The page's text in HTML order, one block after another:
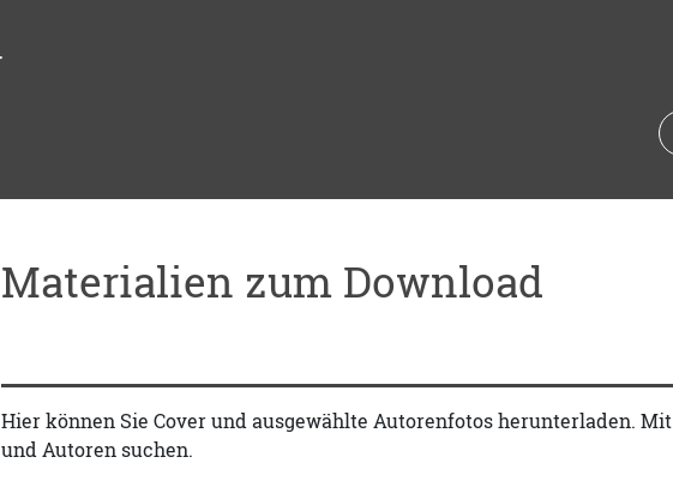
Materialien zum Download
Hier können Sie Cover und ausgewählte Autorenfotos herunterladen.
und Autoren suchen.